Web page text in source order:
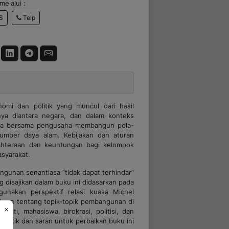
:
Telp
dan politik yang muncul dari hasil
diantara negara, dan dalam konteks
bersama pengusaha membangun pola-
daya alam. Kebijakan dan aturan
dan keuntungan bagi kelompok
senantiasa “tidak dapat terhindar”
dalam buku ini didasarkan pada
perspektif relasi kuasa Michel
tentang topik-topik pembangunan di
mahasiswa, birokrasi, politisi, dan
kritik dan saran untuk perbaikan buku ini
×